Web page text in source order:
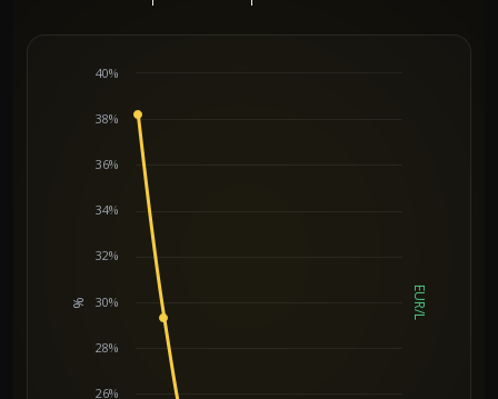
% EUR/L
26%
28%
30%
32%
34%
36%
38%
40%